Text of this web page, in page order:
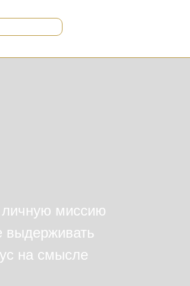
миссию
выдерживать
на смысле